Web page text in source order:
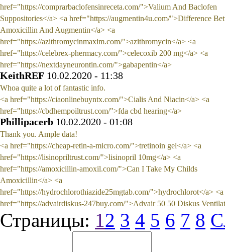
href="https://comprarbaclofensinreceta.com/">Valium And Baclofen
Suppositories</a> <a href="https://augmentin4u.com/">Difference
Amoxicillin And Augmentin</a> <a
href="https://azithromycinmaxim.com/">azithromycin</a> <a
href="https://celebrex-phermacy.com/">celecoxib 200 mg</a> <a
href="https://nextdayneurontin.com/">gabapentin</a>
KeithREF 10.02.2020 - 11:38
Whoa quite a lot of fantastic info.
<a href="https://ciaonlinebuyntx.com/">Cialis And Niacin</a> <a
href="https://cbdhempoiltrust.com/">fda cbd hearing</a>
Phillipacerb 10.02.2020 - 01:08
Thank you. Ample data!
<a href="https://cheap-retin-a-micro.com/">tretinoin gel</a> <a
href="https://lisinopriltrust.com/">lisinopril 10mg</a> <a
href="https://amoxicillin-amoxil.com/">Can I Take My Childs
Amoxicillin</a> <a
href="https://hydrochlorothiazide25mgtab.com/">hydrochlorot</a> <a
href="https://advairdiskus-247buy.com/">Advair 50 50 Diskus
Страницы: 12 3 4 5 6 7 8